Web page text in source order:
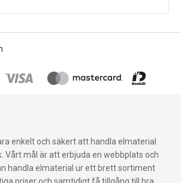
enkelt och säkert att handla elmaterial
Vårt mål är att erbjuda en webbplats och
handla elmaterial ur ett brett sortiment